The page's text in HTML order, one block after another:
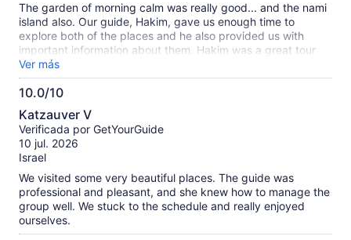
The garden of morning calm was really good... and the nami
island also. Our guide, Hakim, gave us enough time to
explore both of the places and he also provided us with
important information about them. Hakim was a great tour
guide, but J think he should improve his driving a little bit. I
got nauseous.
Ver más
10.0/10
10.0
de
10
Katzauver V
Verificada por GetYourGuide
10 jul. 2026
Israel
We visited some very beautiful places. The guide was
professional and pleasant, and she knew how to manage the
group well. We stuck to the schedule and really enjoyed
ourselves.